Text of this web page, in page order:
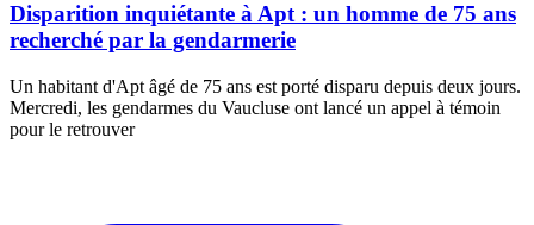
Disparition inquiétante à Apt : un homme de 75 ans
recherché par la gendarmerie
Un habitant d'Apt âgé de 75 ans est porté disparu depuis deux jours.
Mercredi, les gendarmes du Vaucluse ont lancé un appel à témoin
pour le retrouver